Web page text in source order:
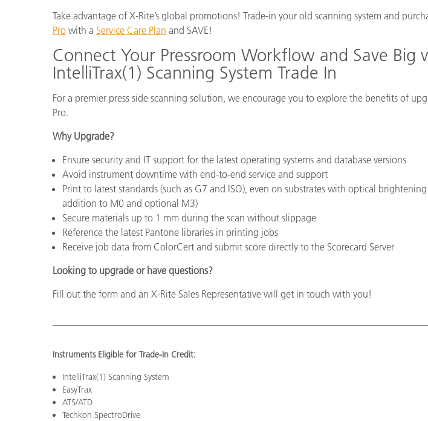
Take advantage of X-Rite’s global promotions! Trade-in your old scanning system and
Pro with a Service Care Plan and SAVE!
Connect Your Pressroom Workflow and Save Big
IntelliTrax(1) Scanning System Trade In
For a premier press side scanning solution, we encourage you to explore the benefits of
Pro.
Why Upgrade?
Ensure security and IT support for the latest operating systems and database versions
Avoid instrument downtime with end-to-end service and support
Print to latest standards (such as G7 and ISO), even on substrates with optical
addition to M0 and optional M3)
Secure materials up to 1 mm during the scan without slippage
Reference the latest Pantone libraries in printing jobs
Receive job data from ColorCert and submit score directly to the Scorecard Server
Looking to upgrade or have questions?
Fill out the form and an X-Rite Sales Representative will get in touch with you!
Instruments Eligible for Trade-In Credit:
IntelliTrax(1) Scanning System
EasyTrax
ATS/ATD
Techkon SpectroDrive